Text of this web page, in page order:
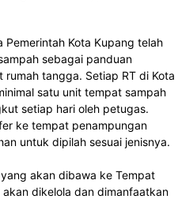
Pemerintah Kota Kupang telah
sebagai panduan
tangga. Setiap RT di Kota
satu unit tempat sampah
setiap hari oleh petugas.
ke tempat penampungan
untuk dipilah sesuai jenisnya.
akan dibawa ke Tempat
akan dikelola dan dimanfaatkan